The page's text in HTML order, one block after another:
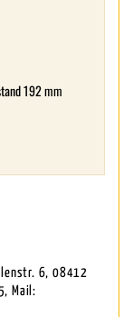
192 mm
6, 08412
Mail: